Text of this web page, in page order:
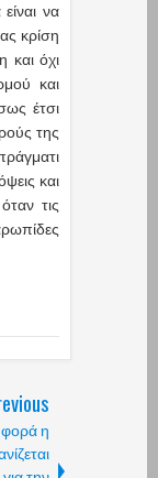
να
κρίση
και όχι
και
έτσι
της
και
τις
η